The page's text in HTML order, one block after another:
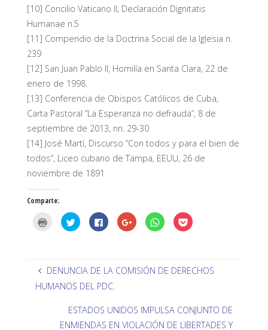
[10] Concilio Vaticano II, Declaración Dignitatis
Humanae n.5
[11] Compendio de la Doctrina Social de la Iglesia n.
239
[12] San Juan Pablo II, Homilía en Santa Clara, 22 de
enero de 1998.
[13] Conferencia de Obispos Católicos de Cuba,
Carta Pastoral “La Esperanza no defrauda”, 8 de
septiembre de 2013, nn. 29-30
[14] José Martí, Discurso “Con todos y para el bien de
todos”, Liceo cubano de Tampa, EEUU, 26 de
noviembre de 1891
Comparte:
p
a
r
a
H
a
p
a
r
a
o
m
p
a
H
a
p
a
r
a
o
m
p
a
H
a
p
a
o
m
p
a
H
a
p
a
o
m
p
a
H
a
p
a
o
m
p
a
DENUNCIA DE LA COMISIÓN DE DERECHOS
HUMANOS DEL PDC.
ESTADOS UNIDOS IMPULSA CONJUNTO DE
ENMIENDAS EN VIOLACIÓN DE LIBERTADES Y